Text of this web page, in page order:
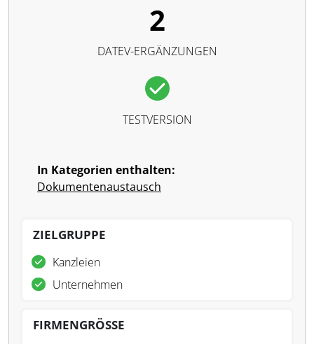
2
DATEV-ERGÄNZUNGEN
TESTVERSION
In Kategorien enthalten:
Dokumentenaustausch
ZIELGRUPPE
Kanzleien
Unternehmen
FIRMENGRÖSSE